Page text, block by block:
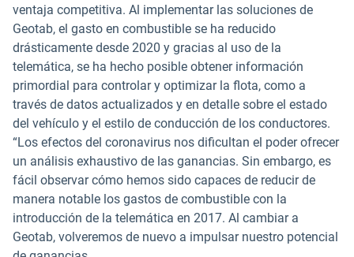
ventaja competitiva. Al implementar las soluciones de
Geotab, el gasto en combustible se ha reducido
drásticamente desde 2020 y gracias al uso de la
telemática, se ha hecho posible obtener información
primordial para controlar y optimizar la flota, como a
través de datos actualizados y en detalle sobre el estado
del vehículo y el estilo de conducción de los conductores.
“Los efectos del coronavirus nos dificultan el poder ofrecer
un análisis exhaustivo de las ganancias. Sin embargo, es
fácil observar cómo hemos sido capaces de reducir de
manera notable los gastos de combustible con la
introducción de la telemática en 2017. Al cambiar a
Geotab, volveremos de nuevo a impulsar nuestro potencial